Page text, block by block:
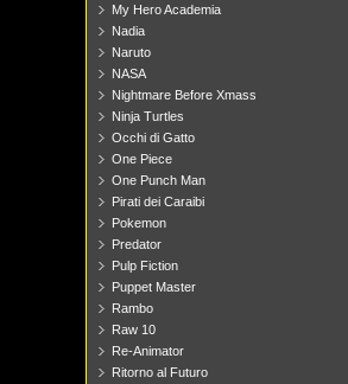
My Hero Academia
Nadia
Naruto
NASA
Nightmare Before Xmass
Ninja Turtles
Occhi di Gatto
One Piece
One Punch Man
Pirati dei Caraibi
Pokemon
Predator
Pulp Fiction
Puppet Master
Rambo
Raw 10
Re-Animator
Ritorno al Futuro